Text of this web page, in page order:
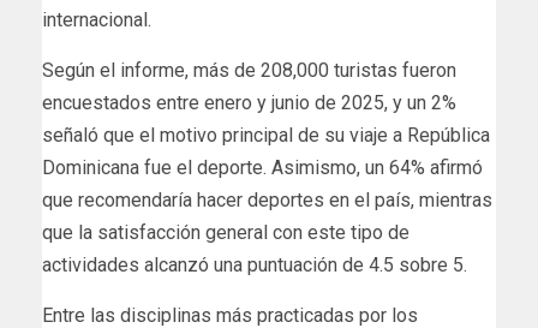
internacional.
Según el informe, más de 208,000 turistas fueron
encuestados entre enero y junio de 2025, y un 2%
señaló que el motivo principal de su viaje a República
Dominicana fue el deporte. Asimismo, un 64% afirmó
que recomendaría hacer deportes en el país, mientras
que la satisfacción general con este tipo de
actividades alcanzó una puntuación de 4.5 sobre 5.
Entre las disciplinas más practicadas por los